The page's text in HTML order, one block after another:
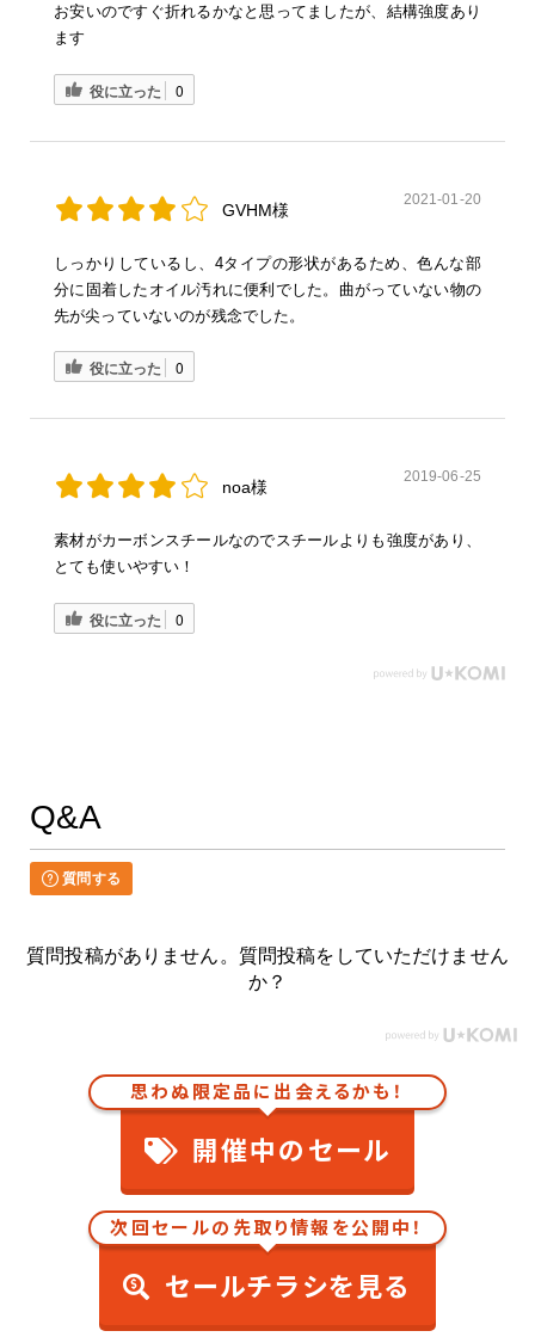
お安いのですぐ折れるかなと思ってましたが、結構強度あり
ます
役に立った 0
GVHM様
2021-01-20
しっかりしているし、4タイプの形状があるため、色んな部
分に固着したオイル汚れに便利でした。曲がっていない物の
先が尖っていないのが残念でした。
役に立った 0
noa様
2019-06-25
素材がカーボンスチールなのでスチールよりも強度があり、
とても使いやすい！
役に立った 0
Q&A
質問する
質問投稿がありません。質問投稿をしていただけません
か？
思わぬ限定品に出会えるかも！
開催中のセール
次回セールの先取り情報を公開中！
セールチラシを見る